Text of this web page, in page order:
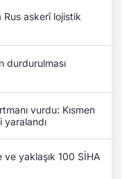
Rus askerî lojistik
durdurulması
vurdu: Kısmen
yaralandı
yaklaşık 100 SİHA